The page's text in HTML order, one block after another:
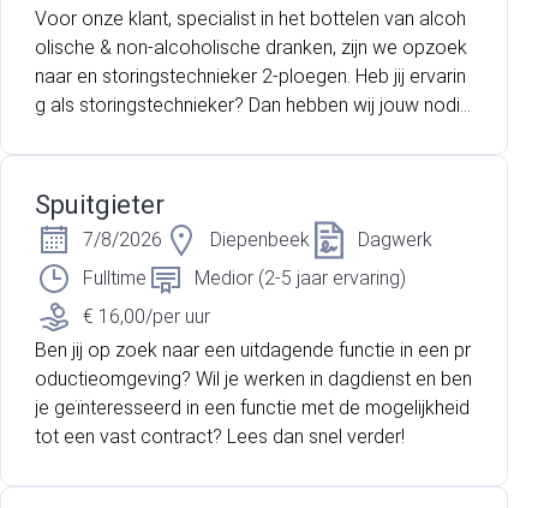
Voor onze klant, specialist in het bottelen van alcoh
olische & non-alcoholische dranken, zijn we opzoek
naar en storingstechnieker 2-ploegen. Heb jij ervarin
g als storingstechnieker? Dan hebben wij jouw nodi
Spuitgieter
7/8/2026 Diepenbeek
Dagwerk
Fulltime
Medior (2-5 jaar ervaring)
€ 16,00/per uur
Ben jij op zoek naar een uitdagende functie in een pr
oductieomgeving? Wil je werken in dagdienst en ben
je geïnteresseerd in een functie met de mogelijkheid
tot een vast contract? Lees dan snel verder!